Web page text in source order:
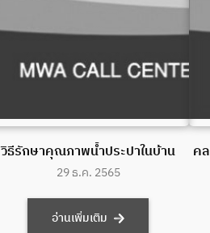
วิธีรักษาคุณภาพน้ำประปาในบ้าน
29 ธ.ค. 2565
อ่านเพิ่มเติม
ค